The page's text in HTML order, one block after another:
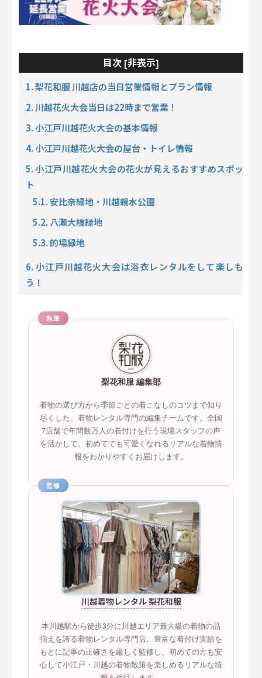
目次 [非表示]
1. 梨花和服 川越店の当日営業情報とプラン情報
2. 川越花火大会当日は22時まで営業！
3. 小江戸川越花火大会の基本情報
4. 小江戸川越花火大会の屋台・トイレ情報
5. 小江戸川越花火大会の花火が見えるおすすめスポッ
ト
5.1. 安比奈緑地・川越親水公園
5.2. 八瀬大橋緑地
5.3. 的場緑地
6. 小江戸川越花火大会は浴衣レンタルをして楽しも
う！
執筆
梨花和服 編集部
着物の選び方から季節ごとの着こなしのコツまで知り
尽くした、着物レンタル専門の編集チームです。全国
7店舗で年間数万人の着付けを行う現場スタッフの声
を活かして、初めてでも可愛くなれるリアルな着物情
報をわかりやすくお届けします。
監修
川越着物レンタル 梨花和服
本川越駅から徒歩3分に川越エリア最大級の着物の品
揃えを誇る着物レンタル専門店。豊富な着付け実績を
もとに記事の正確さを厳しく監修し、初めての方も安
心して小江戸・川越の着物散策を楽しめるリアルな情